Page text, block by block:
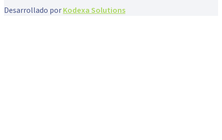
Desarrollado porKodexa Solutions